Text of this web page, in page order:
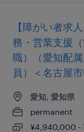
【障がい者求
務・営業支援
職）（愛知配
員）＜名古屋
愛知, 愛知県
permanent
¥4,940,000 -